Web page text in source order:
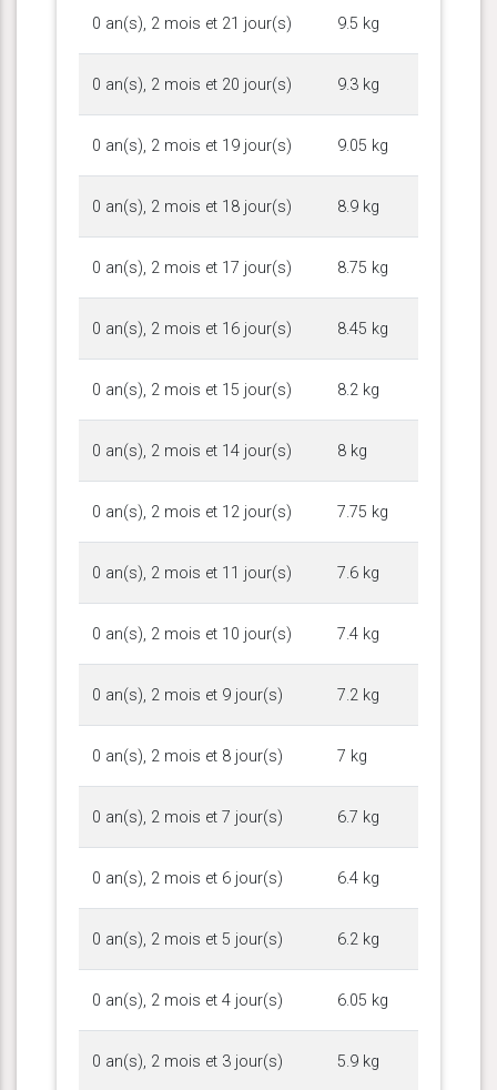
0 an(s), 2 mois et 21 jour(s) 9.5 kg
0 an(s), 2 mois et 20 jour(s) 9.3 kg
0 an(s), 2 mois et 19 jour(s) 9.05 kg
0 an(s), 2 mois et 18 jour(s) 8.9 kg
0 an(s), 2 mois et 17 jour(s) 8.75 kg
0 an(s), 2 mois et 16 jour(s) 8.45 kg
0 an(s), 2 mois et 15 jour(s) 8.2 kg
0 an(s), 2 mois et 14 jour(s) 8 kg
0 an(s), 2 mois et 12 jour(s) 7.75 kg
0 an(s), 2 mois et 11 jour(s) 7.6 kg
0 an(s), 2 mois et 10 jour(s) 7.4 kg
0 an(s), 2 mois et 9 jour(s) 7.2 kg
0 an(s), 2 mois et 8 jour(s) 7 kg
0 an(s), 2 mois et 7 jour(s) 6.7 kg
0 an(s), 2 mois et 6 jour(s) 6.4 kg
0 an(s), 2 mois et 5 jour(s) 6.2 kg
0 an(s), 2 mois et 4 jour(s) 6.05 kg
0 an(s), 2 mois et 3 jour(s) 5.9 kg